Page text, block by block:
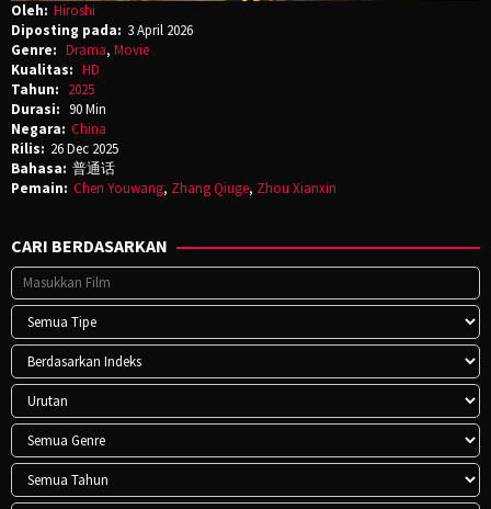
Oleh: Hiroshi
Diposting pada: 3 April 2026
Genre: Drama, Movie
Kualitas: HD
Tahun: 2025
Durasi: 90 Min
Negara: China
Rilis: 26 Dec 2025
Bahasa: 普通话
Pemain: Chen Youwang, Zhang Qiuge, Zhou Xianxin
CARI BERDASARKAN